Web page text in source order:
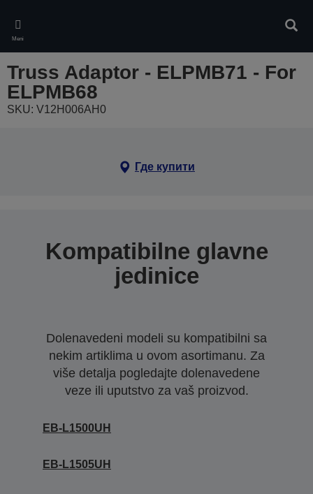
main
content
Meni
Truss Adaptor - ELPMB71 - For
ELPMB68
SKU: V12H006AH0
Где купити
Kompatibilne glavne
jedinice
Dolenavedeni modeli su kompatibilni sa
nekim artiklima u ovom asortimanu. Za
više detalja pogledajte dolenavedene
veze ili uputstvo za vaš proizvod.
EB-L1500UH
EB-L1505UH